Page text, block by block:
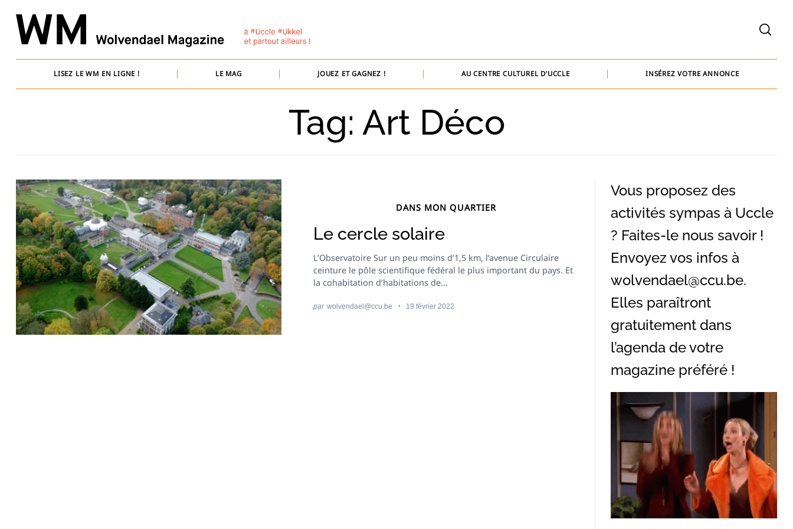
content
LISEZ LE WM EN LIGNE ! LE MAG JOUEZ ET GAGNEZ ! AU CENTRE CULTUREL D’UCCLE INSÉREZ VOTRE ANNONCE
bernard@baammedia.be
jennifer@baammedia.be
Tag: Art Déco
DANS MON QUARTIER
Le cercle solaire
L’Observatoire Sur un peu moins d’1,5 km, l’avenue Circulaire
ceinture le pôle scientifique fédéral le plus important du pays. Et
la cohabitation d’habitations de...
par wolvendael@ccu.be 19 février 2022
Vous proposez des
activités sympas à Uccle
? Faites-le nous savoir !
Envoyez vos infos à
wolvendael@ccu.be.
Elles paraîtront
gratuitement dans
l’agenda de votre
magazine préféré !
Recherche
pour
: